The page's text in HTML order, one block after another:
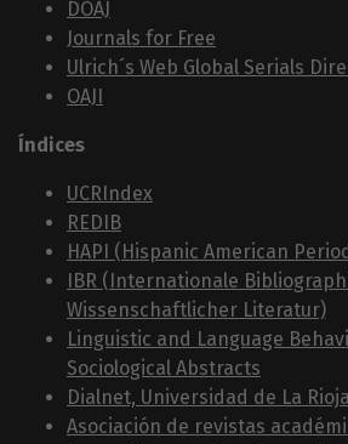
DOAJ
Journals for Free
Ulrich´s Web Global Serials
OAJI
Índices
UCRIndex
REDIB
HAPI (Hispanic American
IBR (Internationale
Wissenschaftlicher Literatur)
Linguistic and Language
Sociological Abstracts
Dialnet, Universidad de La Rioja
Asociación de revistas